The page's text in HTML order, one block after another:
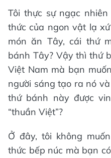
Tôi thực sự ngạc
thức của ngon vật lạ
món ăn Tây, cái thứ
bánh Tây? Vậy thì thứ
Việt Nam mà bạn
người sáng tạo ra nó
thứ bánh này được
“thuần Việt”?
Ở đây, tôi không
thức bếp núc mà bạn